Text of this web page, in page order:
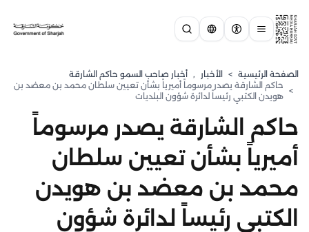
الصفحة الرئيسية > الأخبار , أخبار صاحب السمو حاكم الشارقة
>
حاكم الشارقة يصدر مرسوماً أميرياً بشأن تعيين سلطان محمد بن معضد بن
هويدن الكتبي رئيساً لدائرة شؤون البلديات
حاكم الشارقة يصدر مرسوماً
أميرياً بشأن تعيين سلطان
محمد بن معضد بن هويدن
الكتبي رئيساً لدائرة شؤون